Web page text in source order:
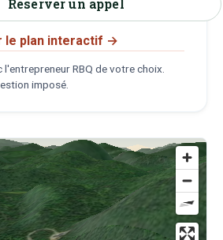
Réserver un appel
le plan interactif →
RBQ de votre choix.
imposé.